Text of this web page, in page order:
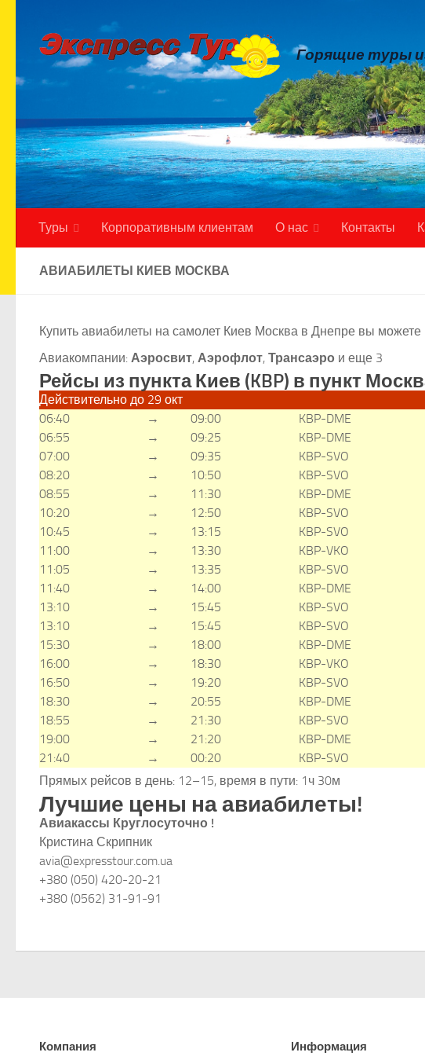
Skip to content
Горящие туры
Туры Корпоративным клиентам О нас Контакты
АВИАБИЛЕТЫ КИЕВ МОСКВА
Купить авиабилеты на самолет Киев Москва в Днепре вы
Авиакомпании: Аэросвит, Аэрофлот, Трансаэро и еще 3
Рейсы из пункта Киев (KBP) в пункт
Действительно до 29 окт
06:40
→ 09:00 KBP-DME
06:55
→ 09:25 KBP-DME
07:00
→ 09:35 KBP-SVO
08:20
→ 10:50 KBP-SVO
08:55
→ 11:30 KBP-DME
10:20
→ 12:50 KBP-SVO
10:45
→ 13:15 KBP-SVO
11:00
→ 13:30 KBP-VKO
11:05
→ 13:35 KBP-SVO
11:40
→ 14:00 KBP-DME
13:10
→ 15:45 KBP-SVO
13:10
→ 15:45 KBP-SVO
15:30
→ 18:00 KBP-DME
16:00
→ 18:30 KBP-VKO
16:50
→ 19:20 KBP-SVO
18:30
→ 20:55 KBP-DME
18:55
→ 21:30 KBP-SVO
19:00
→ 21:20 KBP-DME
21:40
→ 00:20 KBP-SVO
Прямых рейсов в день: 12–15, время в пути: 1ч 30м
Лучшие цены на авиабилеты!
Авиакассы Круглосуточно !
Кристина Скрипник
avia@expresstour.com.ua
+380 (050) 420-20-21
+380 (0562) 31-91-91
Компания Информация